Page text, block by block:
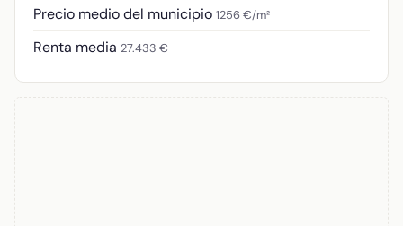
Precio medio del municipio 1256 €/m²
Renta media 27.433 €